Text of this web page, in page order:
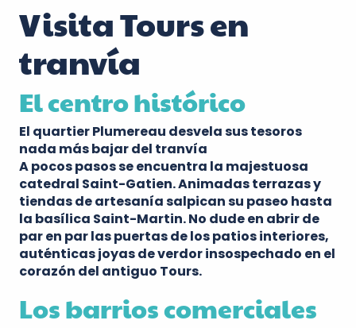
Visita Tours en
tranvía
El centro histórico
El quartier Plumereau desvela sus tesoros
nada más bajar del tranvía
A pocos pasos se encuentra la majestuosa
catedral Saint-Gatien. Animadas terrazas y
tiendas de artesanía salpican su paseo hasta
la basílica Saint-Martin. No dude en abrir de
par en par las puertas de los patios interiores,
auténticas joyas de verdor insospechado en el
corazón del antiguo Tours.
Los barrios comerciales